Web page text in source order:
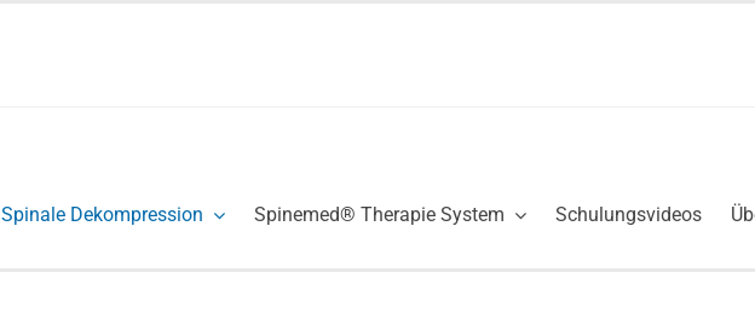
Spinale Dekompression Spinemed® Therapie System Schulungsvideos